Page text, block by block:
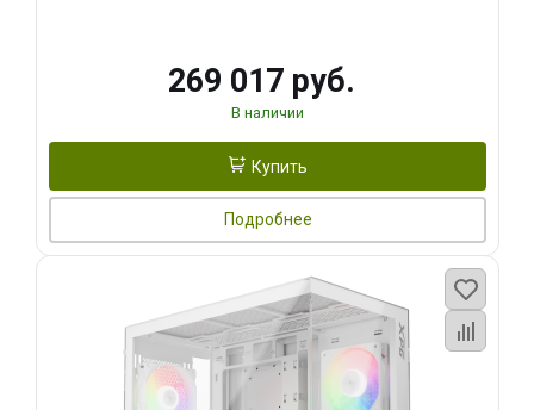
269 017 руб.
В наличии
Купить
Подробнее